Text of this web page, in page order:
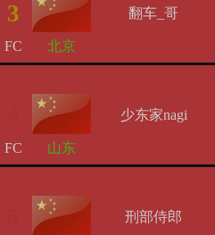
翻车_哥
3
FC 北京
少东家nagi
FC 山东
刑部侍郎